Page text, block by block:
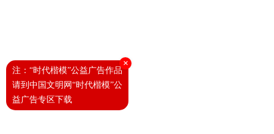
×
注：“时代楷模”公益广告作品
请到中国文明网“时代楷模”公
益广告专区下载